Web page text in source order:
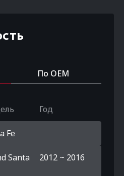
По OEM
Год
Fe
Santa
2012 ~ 2016